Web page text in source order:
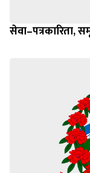
सेवा–पत्रकारिता,